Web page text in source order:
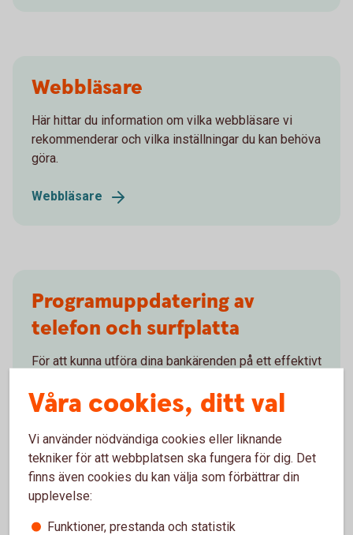
Webbläsare
Här hittar du information om vilka webbläsare vi
rekommenderar och vilka inställningar du kan behöva
göra.
Webbläsare
Programuppdatering av
telefon och surfplatta
För att kunna utföra dina bankärenden på ett effektivt
uppdaterad version av operativsystemet på din
Uppdatera operativsystem på mobila
enheter
Våra cookies, ditt val
Vi använder nödvändiga cookies eller liknande
tekniker för att webbplatsen ska fungera för dig. Det
finns även cookies du kan välja som förbättrar din
upplevelse:
Funktioner, prestanda och statistik